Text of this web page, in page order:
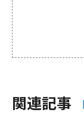
関連記事